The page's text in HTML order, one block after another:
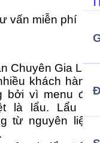
vấn miễn phí
Chuyên Gia Lẩu
khách hàng
bởi vì menu đạ
là lẩu. Lẩu ở
từ nguyên liệu